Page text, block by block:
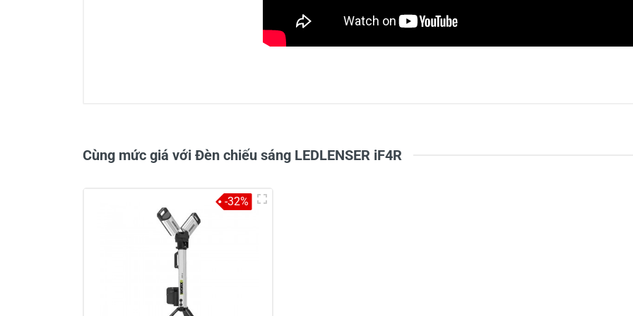
Viết nhận xét về sản phẩm
Đánh giá sao
Cùng mức giá với Đèn chiếu sáng LEDLENSER iF4R
-32%